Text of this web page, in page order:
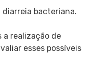
diarreia bacteriana.
a realização de
esses possíveis